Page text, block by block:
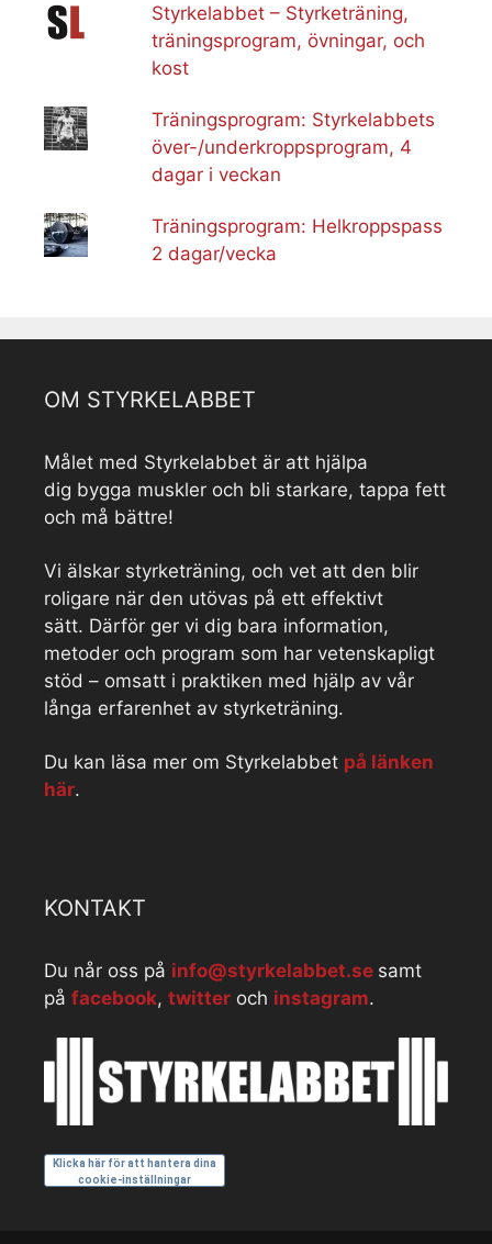
Styrkelabbet – Styrketräning,
träningsprogram, övningar, och
kost
Träningsprogram: Styrkelabbets
över-/underkroppsprogram, 4
dagar i veckan
Träningsprogram: Helkroppspass
2 dagar/vecka
OM STYRKELABBET
Målet med Styrkelabbet är att hjälpa
dig bygga muskler och bli starkare, tappa fett
och må bättre!
Vi älskar styrketräning, och vet att den blir
roligare när den utövas på ett effektivt
sätt. Därför ger vi dig bara information,
metoder och program som har vetenskapligt
stöd – omsatt i praktiken med hjälp av vår
långa erfarenhet av styrketräning.
Du kan läsa mer om Styrkelabbet på länken
här.
KONTAKT
Du når oss på info@styrkelabbet.se samt
på facebook, twitter och instagram.
Klicka här för att hantera dina
cookie-inställningar